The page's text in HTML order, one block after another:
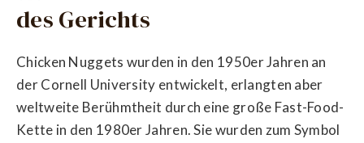
des Gerichts
Chicken Nuggets wurden in den 1950er Jahren an
der Cornell University entwickelt, erlangten aber
weltweite Berühmtheit durch eine große Fast-Food-
Kette in den 1980er Jahren. Sie wurden zum Symbol